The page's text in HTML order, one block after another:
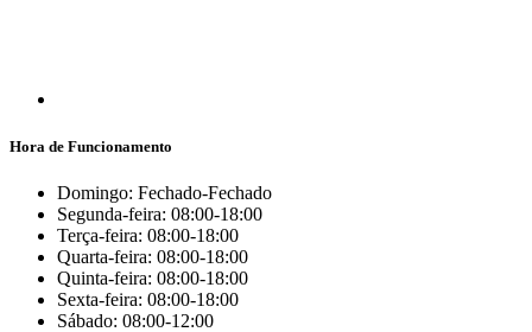
Hora de Funcionamento
Domingo: Fechado-Fechado
Segunda-feira: 08:00-18:00
Terça-feira: 08:00-18:00
Quarta-feira: 08:00-18:00
Quinta-feira: 08:00-18:00
Sexta-feira: 08:00-18:00
Sábado: 08:00-12:00